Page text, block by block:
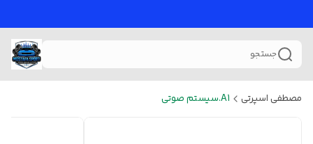
جستجو
مصطفی اسپرتی A1.سیستم صوتی